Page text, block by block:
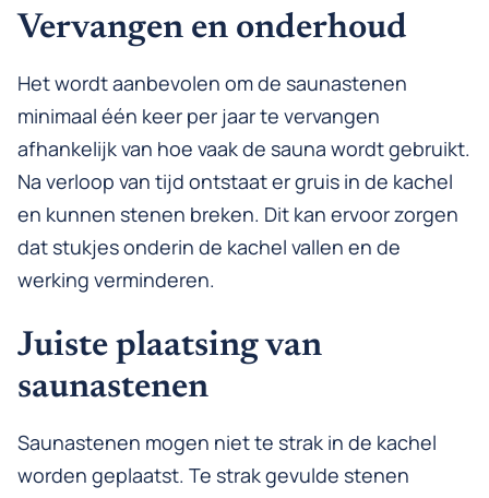
Vervangen en onderhoud
Het wordt aanbevolen om de saunastenen
minimaal één keer per jaar te vervangen
afhankelijk van hoe vaak de sauna wordt gebruikt.
Na verloop van tijd ontstaat er gruis in de kachel
en kunnen stenen breken. Dit kan ervoor zorgen
dat stukjes onderin de kachel vallen en de
werking verminderen.
Juiste plaatsing van
saunastenen
Saunastenen mogen niet te strak in de kachel
worden geplaatst. Te strak gevulde stenen